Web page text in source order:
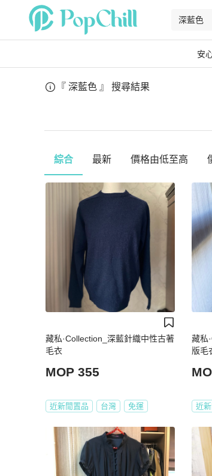
安
『 深藍色 』 搜尋結果
綜合 最新 價格由低至高
藏私·Collection_深藍針織中性古著
毛衣
MOP 355
近新閒置品 台灣 免運
藏私
版毛
近